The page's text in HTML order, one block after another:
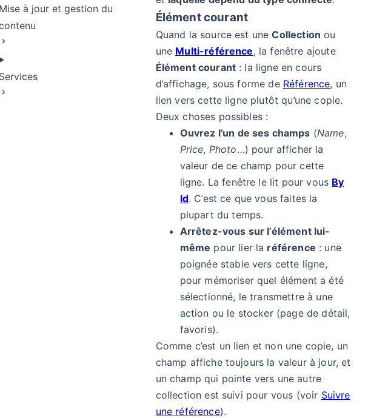
Mise à jour et gestion du
Services
Élément courant
Quand la source est uneCollection ou
une Multi-référence, la fenêtre ajoute
Élément courant : la ligne en cours
d’affichage, sous forme de Référence, un
lien vers cette ligne plutôt qu’une copie.
Deux choses possibles :
Ouvrez l’un de ses champs (Name,
Price, Photo…) pour afficher la
valeur de ce champ pour cette
ligne. La fenêtre le lit pour vous By
Id. C’est ce que vous faites la
plupart du temps.
Arrêtez-vous sur l’élément lui-
même pour lier la référence : une
poignée stable vers cette ligne,
pour mémoriser quel élément a été
sélectionné, le transmettre à une
action ou le stocker (page de détail,
favoris).
Comme c’est un lien et non une copie, un
champ affiche toujours la valeur à jour, et
un champ qui pointe vers une autre
collection est suivi pour vous (voir Suivre
une référence).